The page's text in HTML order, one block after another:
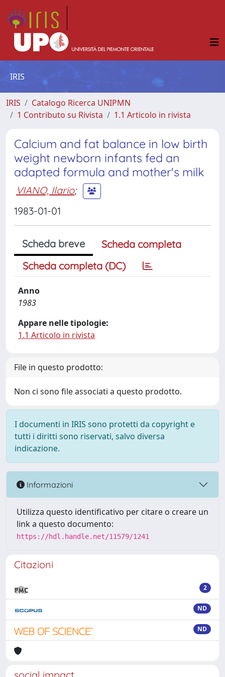
IRIS
IRIS
Catalogo Ricerca UNIPMN
1 Contributo su Rivista
1.1 Articolo in rivista
Calcium and fat balance in low birth
weight newborn infants fed an
adapted formula and mother's milk
VIANO, Ilario;
1983-01-01
Scheda breve
Scheda completa
Scheda completa (DC)
Anno
1983
Appare nelle tipologie:
1.1 Articolo in rivista
File in questo prodotto:
Non ci sono file associati a questo prodotto.
I documenti in IRIS sono protetti da copyright e
tutti i diritti sono riservati, salvo diversa
indicazione.
Informazioni
Utilizza questo identificativo per citare o creare un
link a questo documento:
https://hdl.handle.net/11579/1241
Citazioni
2
ND
ND